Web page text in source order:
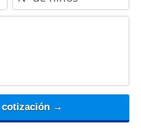
cotización →